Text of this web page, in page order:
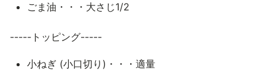
ごま油・・・大さじ1/2
-----トッピング-----
小ねぎ (小口切り)・・・適量